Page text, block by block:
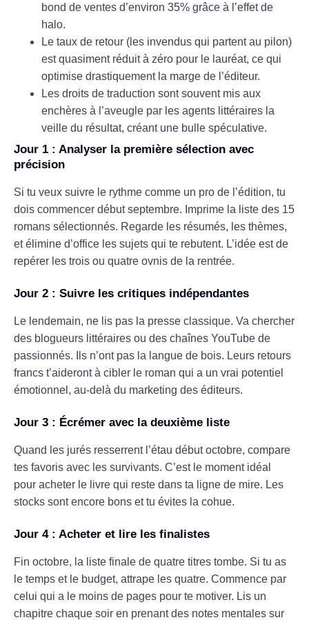
bond de ventes d’environ 35% grâce à l’effet de
halo.
Le taux de retour (les invendus qui partent au pilon)
est quasiment réduit à zéro pour le lauréat, ce qui
optimise drastiquement la marge de l’éditeur.
Les droits de traduction sont souvent mis aux
enchères à l’aveugle par les agents littéraires la
veille du résultat, créant une bulle spéculative.
Jour 1 : Analyser la première sélection avec
précision
Si tu veux suivre le rythme comme un pro de l’édition, tu
dois commencer début septembre. Imprime la liste des 15
romans sélectionnés. Regarde les résumés, les thèmes,
et élimine d’office les sujets qui te rebutent. L’idée est de
repérer les trois ou quatre ovnis de la rentrée.
Jour 2 : Suivre les critiques indépendantes
Le lendemain, ne lis pas la presse classique. Va chercher
des blogueurs littéraires ou des chaînes YouTube de
passionnés. Ils n’ont pas la langue de bois. Leurs retours
francs t’aideront à cibler le roman qui a un vrai potentiel
émotionnel, au-delà du marketing des éditeurs.
Jour 3 : Écrémer avec la deuxième liste
Quand les jurés resserrent l’étau début octobre, compare
tes favoris avec les survivants. C’est le moment idéal
pour acheter le livre qui reste dans ta ligne de mire. Les
stocks sont encore bons et tu évites la cohue.
Jour 4 : Acheter et lire les finalistes
Fin octobre, la liste finale de quatre titres tombe. Si tu as
le temps et le budget, attrape les quatre. Commence par
celui qui a le moins de pages pour te motiver. Lis un
chapitre chaque soir en prenant des notes mentales sur